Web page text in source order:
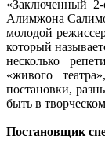
«Заключенный
Алимжона
молодой
который
несколько
«живого
постановки,
быть в
Постановщик